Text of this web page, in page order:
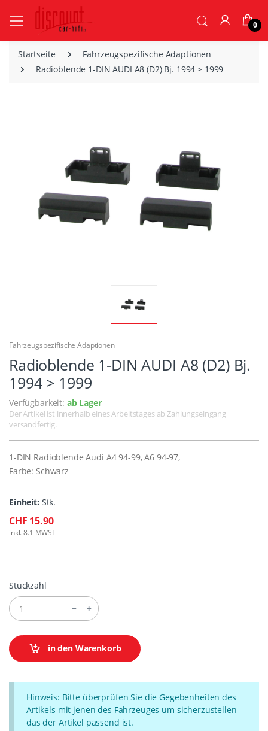
0
Startseite
Fahrzeugspezifische Adaptionen
Radioblende 1-DIN AUDI A8 (D2) Bj. 1994 > 1999
Fahrzeugspezifische Adaptionen
Radioblende 1-DIN AUDI A8 (D2) Bj.
1994 > 1999
Verfügbarkeit: ab Lager
Der Artikel ist innerhalb eines Arbeitstages ab Zahlungseingang
versandfertig.
1-DIN Radioblende Audi A4 94-99, A6 94-97,
Farbe: Schwarz
Einheit: Stk.
CHF 15.90
inkl. 8.1 MWST
Stückzahl
in den Warenkorb
Hinweis: Bitte überprüfen Sie die Gegebenheiten des
Artikels mit jenen des Fahrzeuges um sicherzustellen
das der Artikel passend ist.